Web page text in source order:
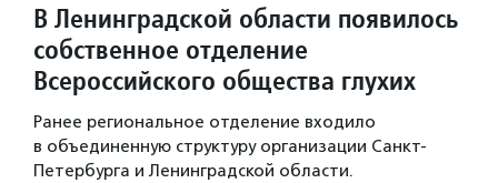
В Ленинградской области появилось
собственное отделение
Всероссийского общества глухих
Ранее региональное отделение входило
в объединенную структуру организации Санкт-
Петербурга и Ленинградской области.